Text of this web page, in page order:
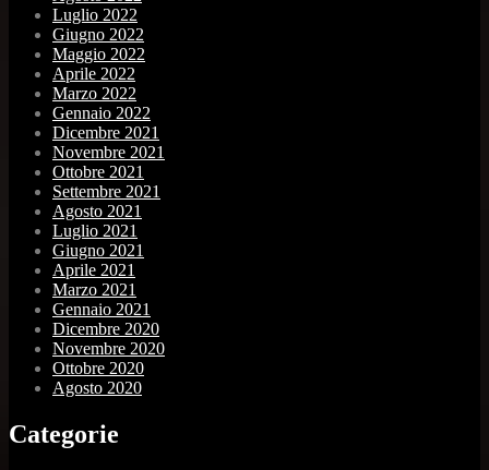
Luglio 2022
Giugno 2022
Maggio 2022
Aprile 2022
Marzo 2022
Gennaio 2022
Dicembre 2021
Novembre 2021
Ottobre 2021
Settembre 2021
Agosto 2021
Luglio 2021
Giugno 2021
Aprile 2021
Marzo 2021
Gennaio 2021
Dicembre 2020
Novembre 2020
Ottobre 2020
Agosto 2020
Categorie